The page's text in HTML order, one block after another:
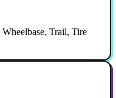
Wheelbase, Trail, Tire